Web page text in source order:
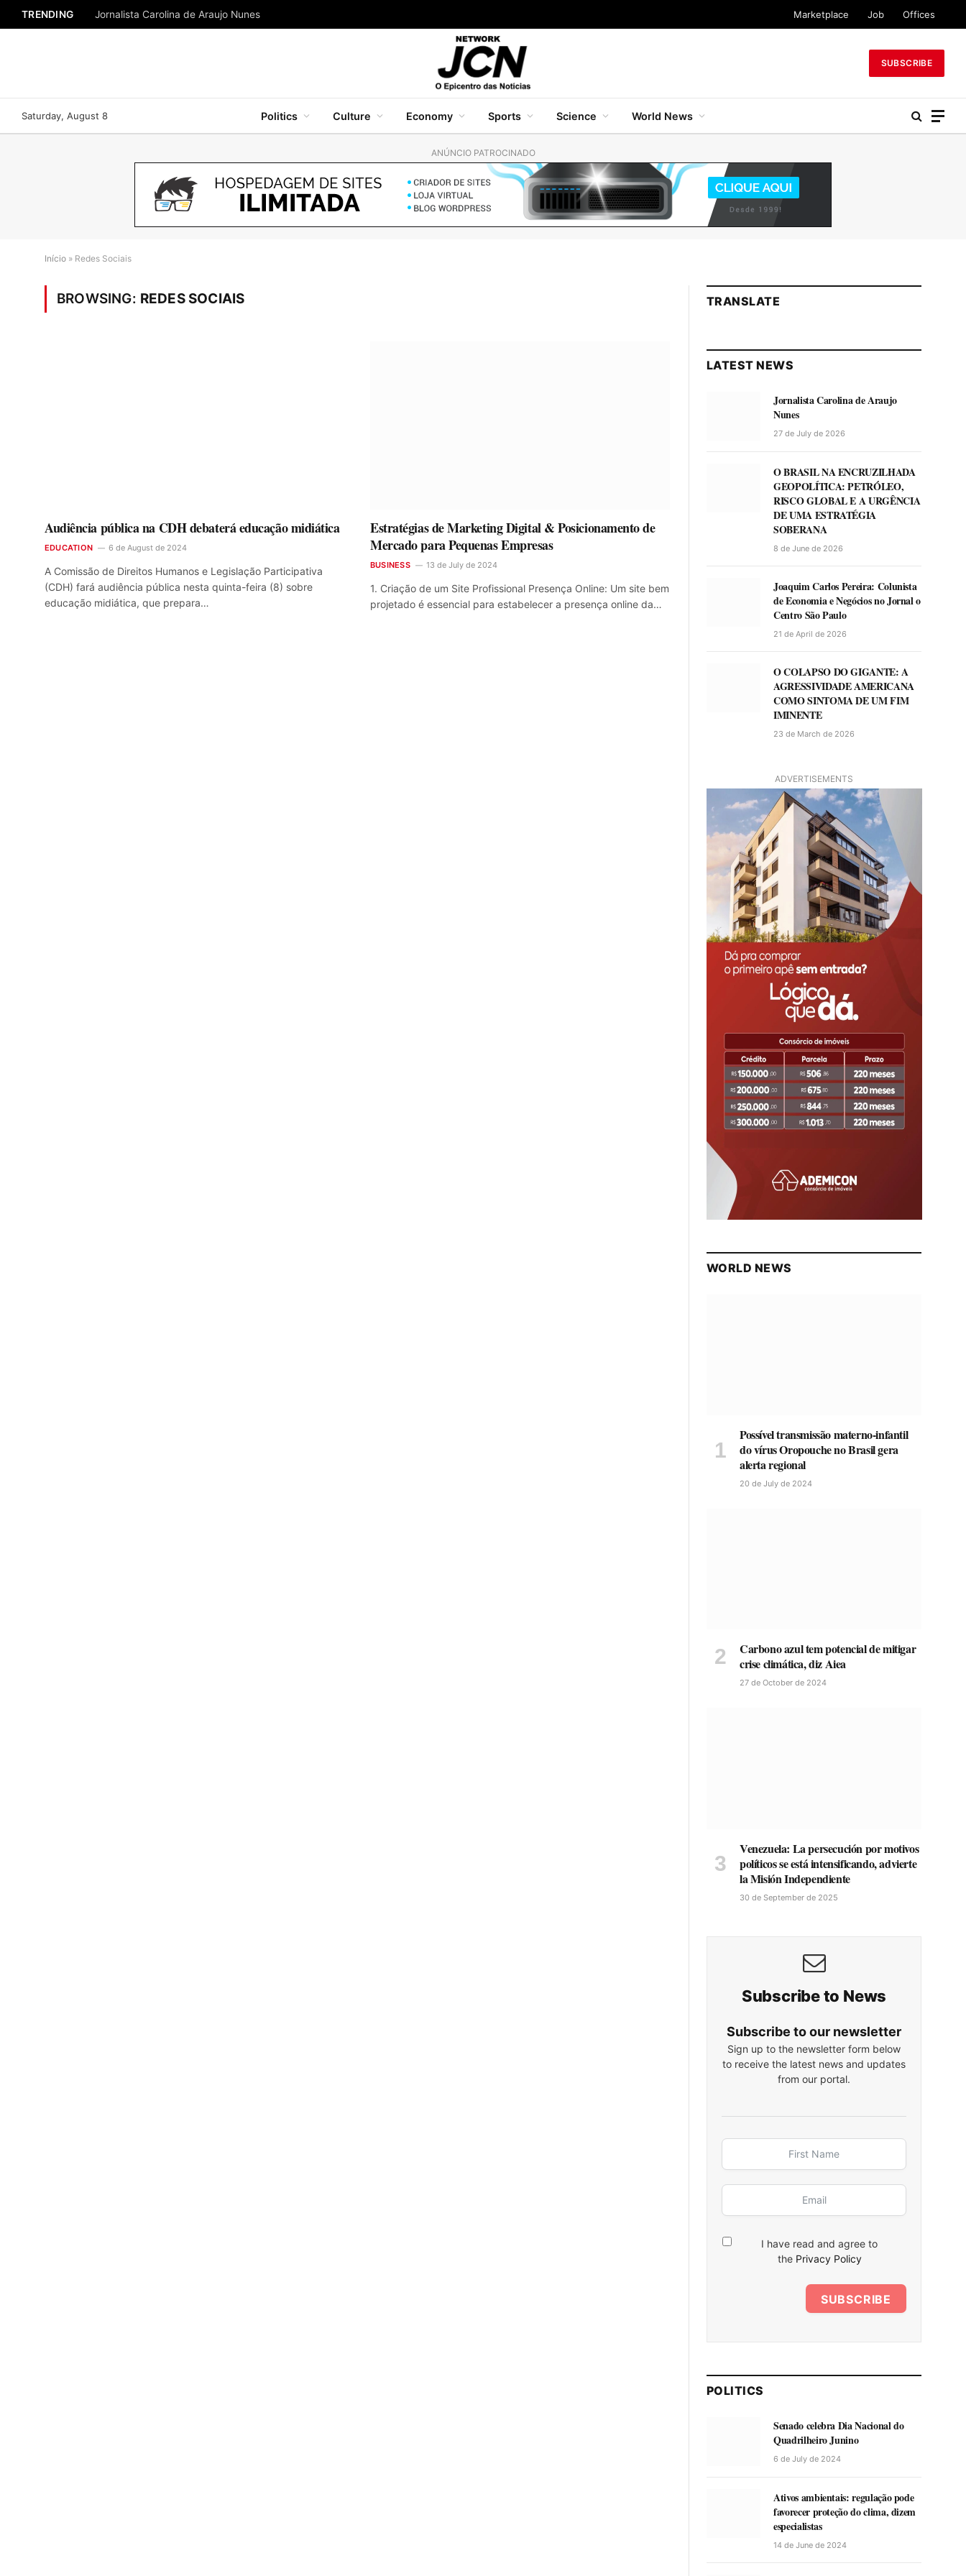
TRENDING Jornalista Carolina de Araujo Nunes Marketplace Job Offices
SUBSCRIBE
Saturday, August 8 Politics Culture Economy Sports Science World News
ANÚNCIO PATROCINADO
Início » Redes Sociais
BROWSING: REDES SOCIAIS
Audiência pública na CDH debaterá educação midiática
EDUCATION 6 de August de 2024
A Comissão de Direitos Humanos e Legislação Participativa
(CDH) fará audiência pública nesta quinta-feira (8) sobre
educação midiática, que prepara…
Estratégias de Marketing Digital & Posicionamento de
Mercado para Pequenas Empresas
BUSINESS 13 de July de 2024
1. Criação de um Site Profissional Presença Online: Um site bem
projetado é essencial para estabelecer a presença online da…
TRANSLATE
LATEST NEWS
Jornalista Carolina de Araujo
Nunes
27 de July de 2026
O BRASIL NA ENCRUZILHADA
GEOPOLÍTICA: PETRÓLEO,
RISCO GLOBAL E A URGÊNCIA
DE UMA ESTRATÉGIA
SOBERANA
8 de June de 2026
Joaquim Carlos Pereira: Colunista
de Economia e Negócios no Jornal o
Centro São Paulo
21 de April de 2026
O COLAPSO DO GIGANTE: A
AGRESSIVIDADE AMERICANA
COMO SINTOMA DE UM FIM
IMINENTE
23 de March de 2026
ADVERTISEMENTS
WORLD NEWS
Possível transmissão materno-infantil
do vírus Oropouche no Brasil gera
alerta regional
20 de July de 2024
Carbono azul tem potencial de mitigar
crise climática, diz Aiea
27 de October de 2024
Venezuela: La persecución por motivos
políticos se está intensificando, advierte
la Misión Independiente
30 de September de 2025
Subscribe to News
Subscribe to our newsletter
Sign up to the newsletter form below
to receive the latest news and updates
from our portal.
I have read and agree to
the Privacy Policy
SUBSCRIBE
POLITICS
Senado celebra Dia Nacional do
Quadrilheiro Junino
6 de July de 2024
Ativos ambientais: regulação pode
favorecer proteção do clima, dizem
especialistas
14 de June de 2024